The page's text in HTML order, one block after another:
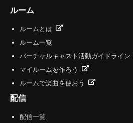
ルーム
ルームとは
ルーム一覧
バーチャルキャスト活動ガイドライン
マイルームを作ろう
ルームで楽曲を使おう
配信
配信一覧